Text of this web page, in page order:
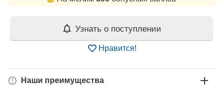
Узнать о поступлении
Нравится!
Наши преимущества